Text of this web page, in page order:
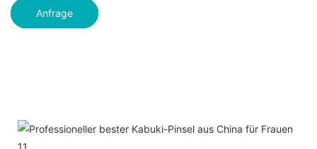
Anfrage